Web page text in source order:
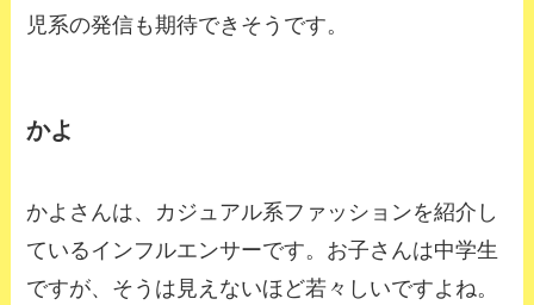
児系の発信も期待できそうです。
かよ
かよさんは、カジュアル系ファッションを紹介し
ているインフルエンサーです。お子さんは中学生
ですが、そうは見えないほど若々しいですよね。